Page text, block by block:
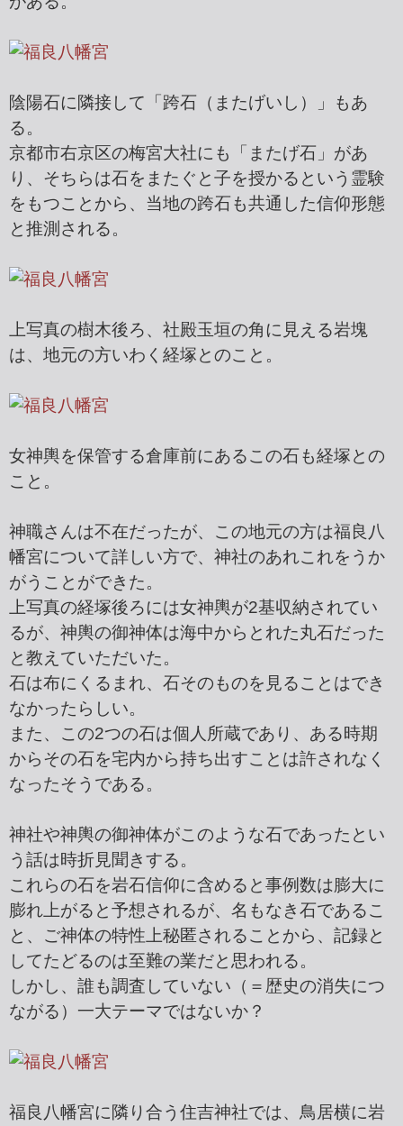
陰陽石に隣接して「跨石（またげいし）」もあ
る。
京都市右京区の梅宮大社にも「またげ石」があ
り、そちらは石をまたぐと子を授かるという霊験
をもつことから、当地の跨石も共通した信仰形態
と推測される。
上写真の樹木後ろ、社殿玉垣の角に見える岩塊
は、地元の方いわく経塚とのこと。
女神輿を保管する倉庫前にあるこの石も経塚との
こと。
神職さんは不在だったが、この地元の方は福良八
幡宮について詳しい方で、神社のあれこれをうか
がうことができた。
上写真の経塚後ろには女神輿が2基収納されてい
るが、神輿の御神体は海中からとれた丸石だった
と教えていただいた。
石は布にくるまれ、石そのものを見ることはでき
なかったらしい。
また、この2つの石は個人所蔵であり、ある時期
からその石を宅内から持ち出すことは許されなく
なったそうである。
神社や神輿の御神体がこのような石であったとい
う話は時折見聞きする。
これらの石を岩石信仰に含めると事例数は膨大に
膨れ上がると予想されるが、名もなき石であるこ
と、ご神体の特性上秘匿されることから、記録と
してたどるのは至難の業だと思われる。
しかし、誰も調査していない（＝歴史の消失につ
ながる）一大テーマではないか？
福良八幡宮に隣り合う住吉神社では、鳥居横に岩